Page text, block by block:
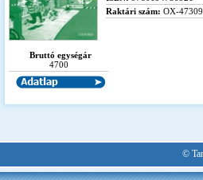
Raktári szám: OX-
Bruttó egységár
4700
©